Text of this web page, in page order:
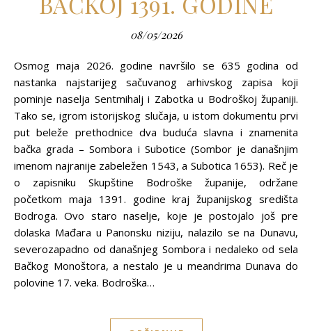
08/05/2026
Osmog maja 2026. godine navršilo se 635 godina od
nastanka najstarijeg sačuvanog arhivskog zapisa koji
pominje naselja Sentmihalj i Zabotka u Bodroškoj županiji.
Tako se, igrom istorijskog slučaja, u istom dokumentu prvi
put beleže prethodnice dva buduća slavna i znamenita
bačka grada – Sombora i Subotice (Sombor je današnjim
imenom najranije zabeležen 1543, a Subotica 1653). Reč je
o zapisniku Skupštine Bodroške županije, održane
početkom maja 1391. godine kraj županijskog središta
Bodroga. Ovo staro naselje, koje je postojalo još pre
dolaska Mađara u Panonsku niziju, nalazilo se na Dunavu,
severozapadno od današnjeg Sombora i nedaleko od sela
Bačkog Monoštora, a nestalo je u meandrima Dunava do
polovine 17. veka. Bodroška…